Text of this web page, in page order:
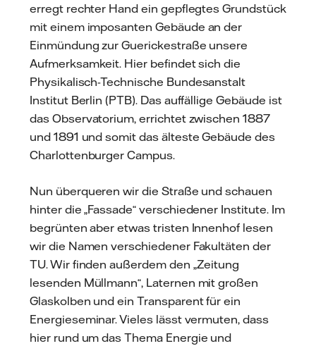
erregt rechter Hand ein gepflegtes Grundstück
mit einem imposanten Gebäude an der
Einmündung zur Guerickestraße unsere
Aufmerksamkeit. Hier befindet sich die
Physikalisch-Technische Bundesanstalt
Institut Berlin (PTB). Das auffällige Gebäude ist
das Observatorium, errichtet zwischen 1887
und 1891 und somit das älteste Gebäude des
Charlottenburger Campus.
Nun überqueren wir die Straße und schauen
hinter die „Fassade“ verschiedener Institute. Im
begrünten aber etwas tristen Innenhof lesen
wir die Namen verschiedener Fakultäten der
TU. Wir finden außerdem den „Zeitung
lesenden Müllmann“, Laternen mit großen
Glaskolben und ein Transparent für ein
Energieseminar. Vieles lässt vermuten, dass
hier rund um das Thema Energie und